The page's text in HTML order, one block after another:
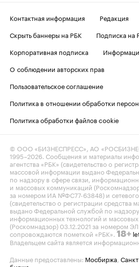
Контактная информация
Редакция
Скрыть баннеры на РБК
Подписка на
Корпоративная подписка
О соблюдении авторских прав
Пользовательское соглашение
Политика в отношении обработки
Политика обработки файлов cookie
© ООО «БИЗНЕСПРЕСС», АО
1995–2026 . Сообщения и материалы
агентства «РБК» (свидетельство о
массовой информации выдано
по надзору в сфере связи,
и массовых коммуникаций
за номером ИА №ФС77-63848) и
(свидетельство о регистрации средства
выдано Федеральной службой по надзору
информационных технологий и
(Роскомнадзор) 03.12.2021 за номером
сопровождаются пометкой «РБК». 18+
Владельцем сайта является
Данные предоставлены: Мосбиржа